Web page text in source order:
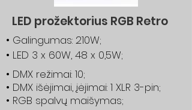
LED prožektorius RGB Retro
• Galingumas: 210W;
• LED 3 x 60W, 48 x 0,5W;
• DMX režimai: 10;
• DMX išėjimai, įėjimai: 1 XLR 3-pin;
• RGB spalvų maišymas;